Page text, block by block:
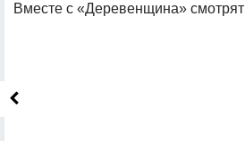
Вместе с «Деревенщина» смотрят